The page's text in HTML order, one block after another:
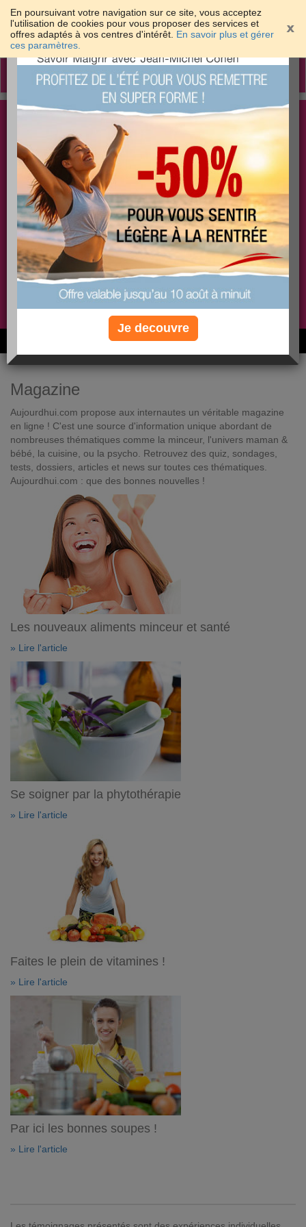
En poursuivant votre navigation sur ce site, vous acceptez
l'utilisation de cookies pour vous proposer des services et
offres adaptés à vos centres d'intérêt. En savoir plus et gérer
ces paramètres.
Toggle
Les meilleures solutions pour maigrir et être bien
dans sa peau
PLUS
EFFICACE
PLUS
SANTÉ
PLUS
COACHING
Non, je préfère le régime gratuit
6M de personnes ont maigri et réappris à manger avec nous
Magazine
Aujourdhui.com propose aux internautes un véritable magazine
en ligne ! C'est une source d'information unique abordant de
nombreuses thématiques comme la minceur, l'univers maman &
bébé, la cuisine, ou la psycho. Retrouvez des quiz, sondages,
tests, dossiers, articles et news sur toutes ces thématiques.
Aujourdhui.com : que des bonnes nouvelles !
Les nouveaux aliments minceur et santé
» Lire l'article
Se soigner par la phytothérapie
» Lire l'article
Faites le plein de vitamines !
» Lire l'article
Par ici les bonnes soupes !
» Lire l'article
×
Je decouvre